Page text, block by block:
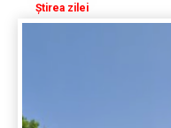
Știrea zilei